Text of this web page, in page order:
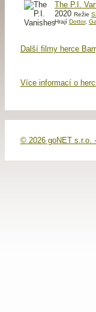
The P.I.
2020Režie
HrajíDottor,
Další filmy herce
Více informací o
© 2026 goNET s.r.o.